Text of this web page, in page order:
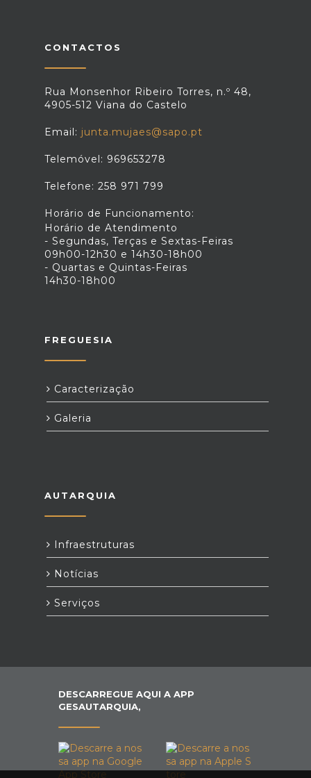
CONTACTOS
Rua Monsenhor Ribeiro Torres, n.º 48,
4905-512 Viana do Castelo
Email: junta.mujaes@sapo.pt
Telemóvel: 969653278
Telefone: 258 971 799
Horário de Funcionamento:
Horário de Atendimento
- Segundas, Terças e Sextas-Feiras
09h00-12h30 e 14h30-18h00
- Quartas e Quintas-Feiras
14h30-18h00
FREGUESIA
Caracterização
Galeria
AUTARQUIA
Infraestruturas
Notícias
Serviços
DESCARREGUE AQUI A APP
GESAUTARQUIA,